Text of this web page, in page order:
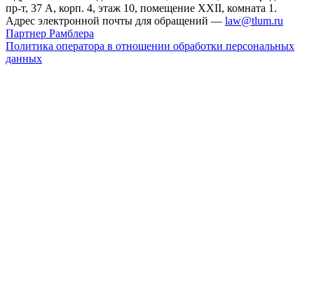
пр-т, 37 А, корп. 4, этаж 10, помещение XXII, комната 1.
Адрес электронной почты для обращений — law@tlum.ru
Партнер Рамблера
Политика оператора в отношении обработки персональных
данных